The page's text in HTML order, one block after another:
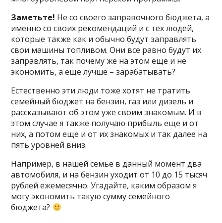
Заметьте! Не со своего заправочного бюджета, а
именно со своих рекомендаций и с тех людей,
которые также как и обычно будут заправлять
свои машины топливом. Они все равно будут их
заправлять, так почему же на этом еще и не
экономить, а еще лучше – зарабатывать?
Естественно эти люди тоже хотят не тратить
семейный бюджет на бензин, газ или дизель и
рассказывают об этом уже своим знакомым. И в
этом случае я также получаю прибыль еще и от
них, а потом еще и от их знакомых и так далее на
пять уровней вниз.
Например, в нашей семье в данный момент два
автомобиля, и на бензин уходит от 10 до 15 тысяч
рублей ежемесячно. Угадайте, каким образом я
могу экономить такую сумму семейного
бюджета?